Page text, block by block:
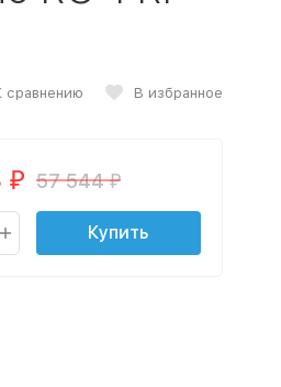
сравнению В избранное
₽ 57 544₽
Купить